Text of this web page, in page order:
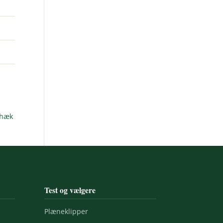
Test og vælgere
Plæneklipper